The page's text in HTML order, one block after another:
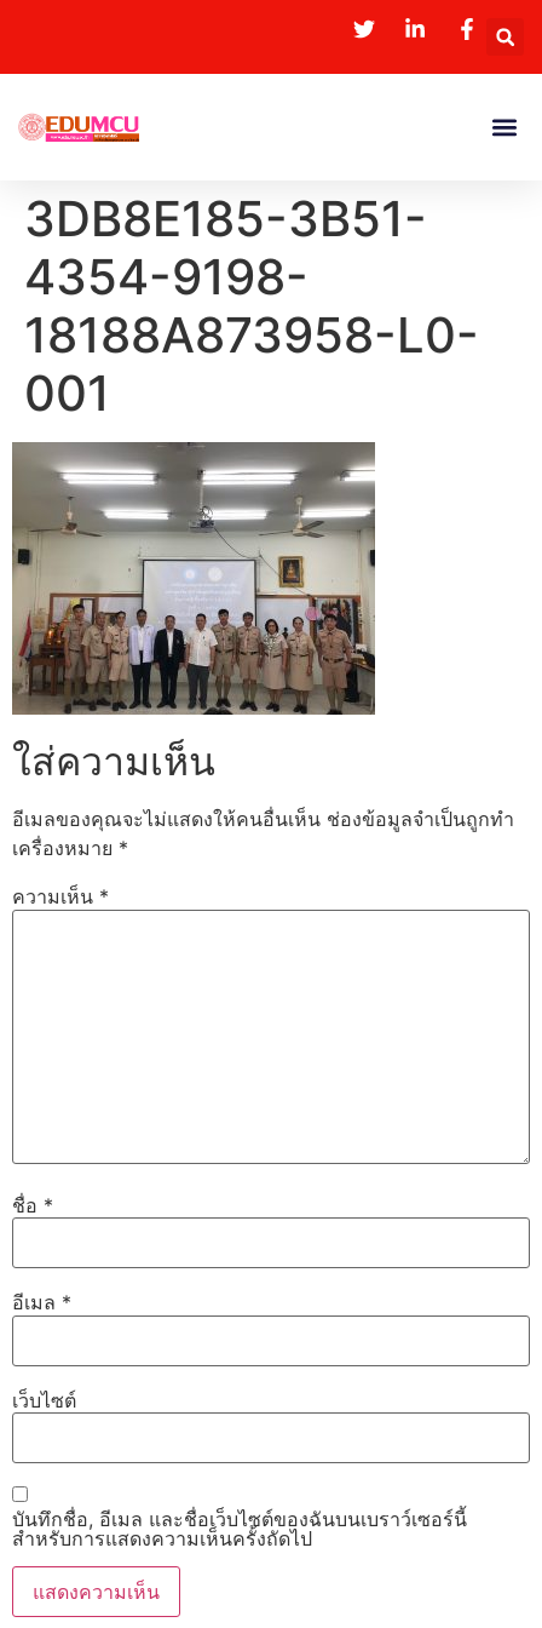
3DB8E185-3B51-
4354-9198-
18188A873958-L0-
001
ใส่ความเห็น
อีเมลของคุณจะไม่แสดงให้คนอื่นเห็น ช่องข้อมูลจำเป็นถูกทำ
เครื่องหมาย *
ความเห็น *
ชื่อ *
อีเมล *
เว็บไซต์
บันทึกชื่อ, อีเมล และชื่อเว็บไซต์ของฉันบนเบราว์เซอร์นี้
สำหรับการแสดงความเห็นครั้งถัดไป